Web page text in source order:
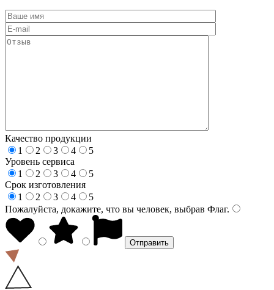
Качество продукции
1
2 3 4
5
Уровень сервиса
1
2 3 4
5
Срок изготовления
1
2 3 4
5
Пожалуйста, докажите, что вы человек, выбрав Флаг.